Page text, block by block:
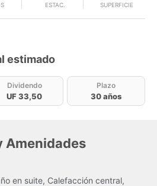
ESTAC. SUPERFICIE
estimado
estimado
Dividendo
UF 33,50
Plazo
30 años
Amenidades
en suite, Calefacción central,